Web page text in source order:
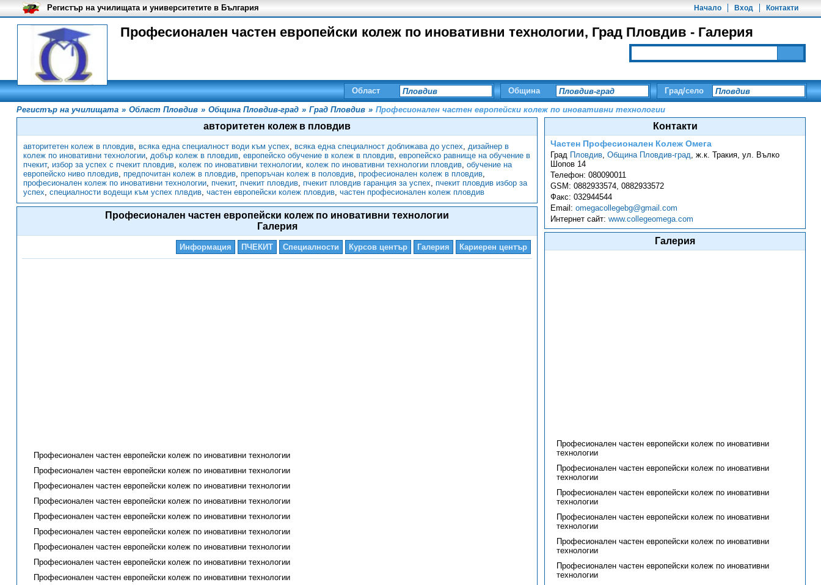
Професионален частен европейски колеж по иновативни технологии, Град Пловдив - Галерия
Начало Вход Контакти
Регистър на училищата и университетите в България
Област Община Град/село
Регистър на училищата » Област Пловдив » Община Пловдив-град » Град Пловдив » Професионален частен европейски колеж по иновативни технологии
авторитетен колеж в пловдив
авторитетен колеж в пловдив, всяка една специалност води към успех, всяка една специалност доближава до успех, дизайнер в
колеж по иновативни технологии, добър колеж в пловдив, европейско обучение в колеж в пловдив, европейско равнище на обучение в
пчекит, избор за успех с пчекит пловдив, колеж по иновативни технологии, колеж по иновативни технологии пловдив, обучение на
европейско ниво пловдив, предпочитан колеж в пловдив, препоръчан колеж в половдив, професионален колеж в пловдив,
професионален колеж по иновативни технологии, пчекит, пчекит пловдив, пчекит пловдив гаранция за успех, пчекит пловдив избор за
успех, специалности водещи към успех плвдив, частен европейски колеж пловдив, частен професионален колеж пловдив
Професионален частен европейски колеж по иновативни технологии
Галерия
Информация ПЧЕКИТ Специалности Курсов център Галерия Кариерен център
Професионален частен европейски колеж по иновативни технологии
Професионален частен европейски колеж по иновативни технологии
Професионален частен европейски колеж по иновативни технологии
Професионален частен европейски колеж по иновативни технологии
Професионален частен европейски колеж по иновативни технологии
Професионален частен европейски колеж по иновативни технологии
Професионален частен европейски колеж по иновативни технологии
Професионален частен европейски колеж по иновативни технологии
Професионален частен европейски колеж по иновативни технологии
Контакти
Частен Професионален Колеж Омега
Град Пловдив, Община Пловдив-град, ж.к. Тракия, ул. Вълко
Шопов 14
Телефон: 080090011
GSM: 0882933574, 0882933572
Факс: 032944544
Email: omegacollegebg@gmail.com
Интернет сайт: www.collegeomega.com
Галерия
Професионален частен европейски колеж по иновативни
технологии
Професионален частен европейски колеж по иновативни
технологии
Професионален частен европейски колеж по иновативни
технологии
Професионален частен европейски колеж по иновативни
технологии
Професионален частен европейски колеж по иновативни
технологии
Професионален частен европейски колеж по иновативни
технологии